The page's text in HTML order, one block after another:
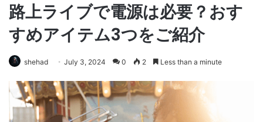
路上ライブで電源は必要？おす
すめアイテム3つをご紹介
shehad July 3, 2024 0 2 Less than a minute